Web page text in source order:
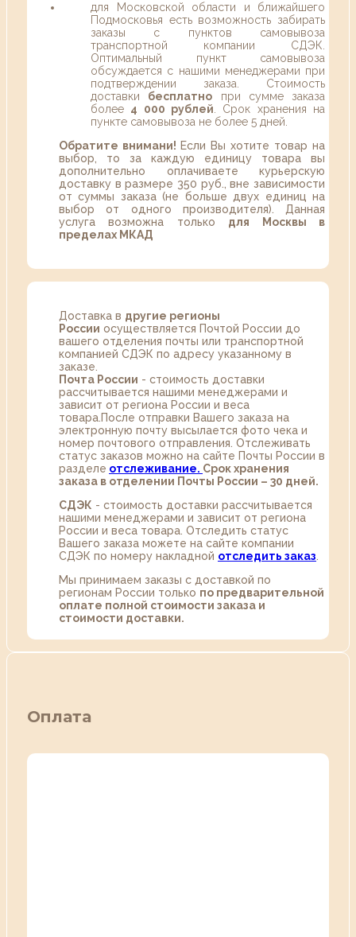
для Московской области и ближайшего
Подмосковья есть возможность забирать
заказы с пунктов самовывоза
транспортной компании СДЭК.
Оптимальный пункт самовывоза
обсуждается с нашими менеджерами при
подтверждении заказа. Стоимость
доставки бесплатно при сумме заказа
более 4 000 рублей . Срок хранения на
пункте самовывоза не более 5 дней.
Обратите внимани! Если Вы хотите товар на
выбор, то за каждую единицу товара вы
дополнительно оплачиваете курьерскую
доставку в размере 350 руб., вне зависимости
от суммы заказа (не больше двух единиц на
выбор от одного производителя). Данная
услуга возможна только для Москвы в
пределах МКАД
Доставка в другие регионы
России осуществляется Почтой России до
вашего отделения почты или транспортной
компанией СДЭК по адресу указанному в
заказе.
Почта России - стоимость доставки
рассчитывается нашими менеджерами и
зависит от региона России и веса
товара.После отправки Вашего заказа на
электронную почту высылается фото чека и
номер почтового отправления. Отслеживать
статус заказов можно на сайте Почты России в
разделе oтслеживание. Срок хранения
заказа в отделении Почты России – 30 дней.
СДЭК - стоимость доставки рассчитывается
нашими менеджерами и зависит от региона
России и веса товара. Отследить статус
Вашего заказа можете на сайте компании
СДЭК по номеру накладной отследить заказ
Мы принимаем заказы с доставкой по
регионам России только по предварительной
оплате полной стоимости заказа и
стоимости доставки.
Оплата